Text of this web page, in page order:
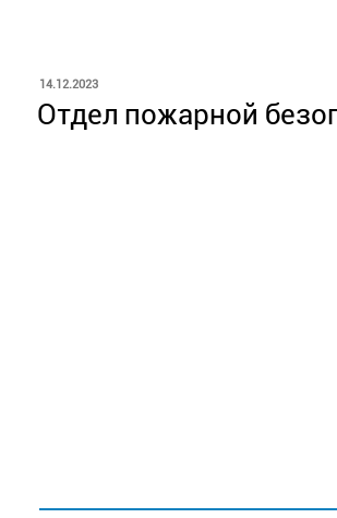
ОПУБЛИКОВАНО
14.12.2023
Отдел пожарной